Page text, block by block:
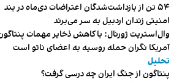
۵۴ تن از بازداشت‌شدگان اعتراضات دی‌ماه در بند
امنیتی زندان اردبیل به سر می‌برند
وال‌استریت ژورنال: با کاهش ذخایر مهمات
آمریکا نگران حمله روسیه به اعضای ناتو‌ است
تحلیل
پنتاگون از جنگ ایران چه درسی گرفت؟